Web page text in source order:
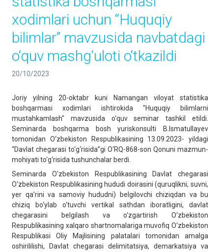
xodimlari uchun “Huquqiy
bilimlar” mavzusida navbatdagi
o‘quv mashg‘uloti o‘tkazildi
20/10/2023
Joriy yilning 20-oktabr kuni Namangan viloyat statistika
boshqarmasi xodimlari ishtirokida "Huquqiy bilimlarni
mustahkamlash" mavzusida o‘quv seminar tashkil etildi.
Seminarda boshqarma bosh yuriskonsulti B.Ismatullayev
tomonidan O‘zbekiston Respublikasining 13.09.2023- yildagi
“Davlat chegarasi to‘g‘risida”gi O‘RQ-868-son Qonuni mazmun-
mohiyati to‘g‘risida tushunchalar berdi.
Seminarda O‘zbekiston Respublikasining Davlat chegarasi
O‘zbekiston Respublikasining hududi doirasini (quruqlikni, suvni,
yer qa’rini va samoviy hududni) belgilovchi chiziqdan va bu
chiziq bo‘ylab o‘tuvchi vertikal sathdan iboratligini, davlat
chegarasini belgilash va o‘zgartirish O‘zbekiston
Respublikasining xalqaro shartnomalariga muvofiq O‘zbekiston
Respublikasi Oliy Majlisining palatalari tomonidan amalga
oshirililishi, Davlat chegarasi delimitatsiya, demarkatsiya va